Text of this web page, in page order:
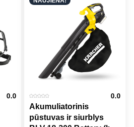
0.0 0.0
Akumuliatorinis
pūstuvas ir siurblys